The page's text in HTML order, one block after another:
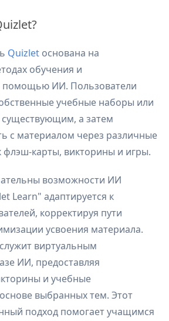
Quizlet основана на
обучения и
помощью ИИ. Пользователи
учебные наборы или
существующим, а затем
с материалом через различные
флэш-карты, викторины и игры.
возможности ИИ
Learn" адаптируется к
корректируя пути
усвоения материала.
виртуальным
ИИ, предоставляя
и учебные
выбранных тем. Этот
подход помогает учащимся